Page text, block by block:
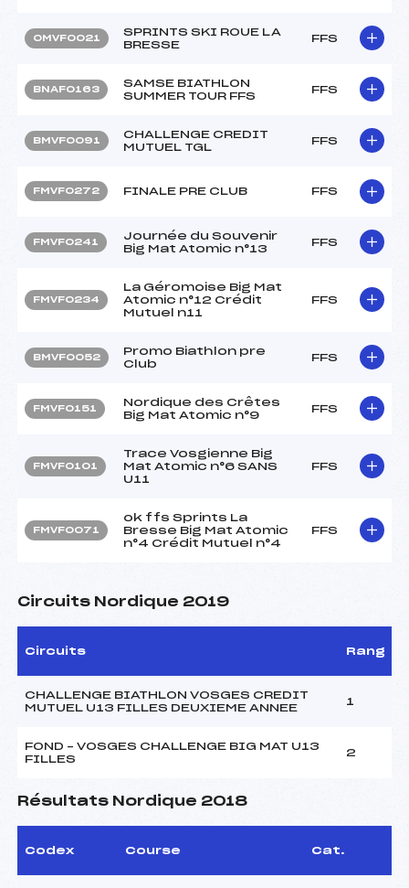
OMVF0021
SPRINTS SKI ROUE LA
BRESSE
FFS
BNAF0163
SAMSE BIATHLON
SUMMER TOUR FFS
FFS
BMVF0091
CHALLENGE CREDIT
MUTUEL TGL
FFS
FMVF0272 FINALE PRE CLUB FFS
FMVF0241
Journée du Souvenir
Big Mat Atomic n°13
FFS
FMVF0234
La Géromoise Big Mat
Atomic n°12 Crédit
Mutuel n11
FFS
BMVF0052
Promo Biathlon pre
Club
FFS
FMVF0151
Nordique des Crêtes
Big Mat Atomic n°9
FFS
FMVF0101
Trace Vosgienne Big
Mat Atomic n°6 SANS
U11
FFS
FMVF0071
ok ffs Sprints La
Bresse Big Mat Atomic
n°4 Crédit Mutuel n°4
FFS
Circuits Nordique 2019
Circuits Rang
CHALLENGE BIATHLON VOSGES CREDIT
MUTUEL U13 FILLES DEUXIEME ANNEE
1
FOND – VOSGES CHALLENGE BIG MAT U13
FILLES
2
Résultats Nordique 2018
Codex Course Cat.